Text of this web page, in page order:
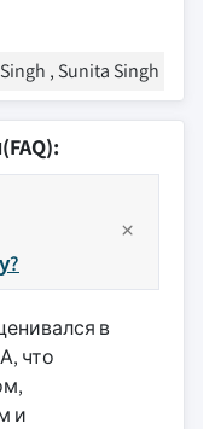
, Sunita Singh
в
что
и